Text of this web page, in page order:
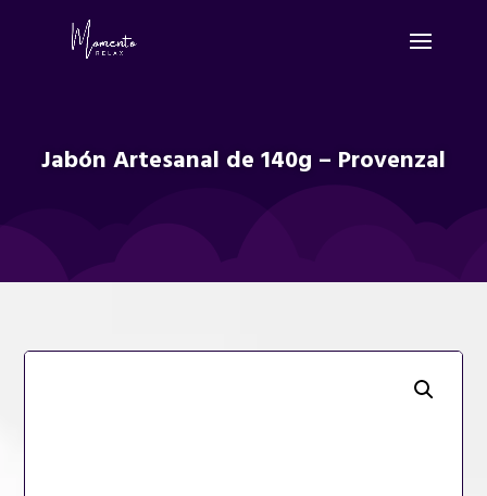
Jabón Artesanal de 140g – Provenzal